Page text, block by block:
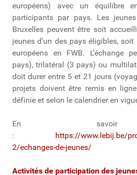
européens) avec un équilibre
participants par pays. Les
Bruxelles peuvent être soit
jeunes d’un des pays éligibles,
européens en FWB. L’échange
pays), trilatéral (3 pays) ou
doit durer entre 5 et 21 jours
projets doivent être remis en
définie et selon le calendrier en
En
: https://www.lebij.be/
2/echanges-de-jeunes/
Activités de participation des